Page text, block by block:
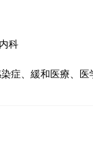
科
症、緩和医療、医